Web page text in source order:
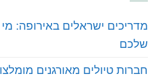
מדריכים ישראלים באירופה:
שלכם
חברות טיולים מאורגנים